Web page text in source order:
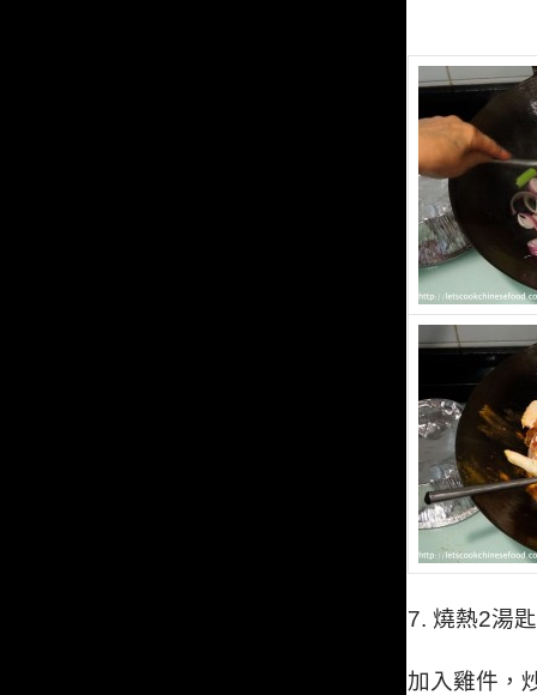
7. 燒熱2湯
加入雞件，